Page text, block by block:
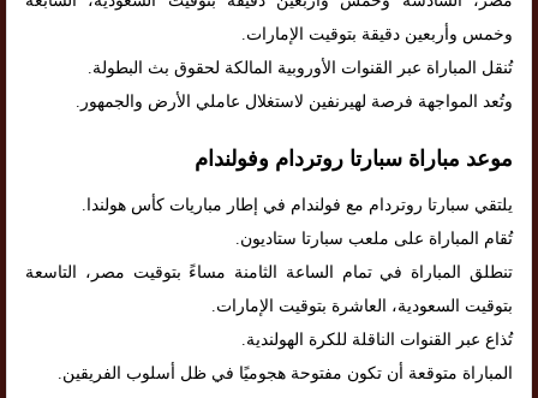
وخمس وأربعين دقيقة بتوقيت الإمارات.
تُنقل المباراة عبر القنوات الأوروبية المالكة لحقوق بث البطولة.
وتُعد المواجهة فرصة لهيرنفين لاستغلال عاملي الأرض والجمهور.
موعد مباراة سبارتا روتردام وفولندام
يلتقي سبارتا روتردام مع فولندام في إطار مباريات كأس هولندا.
تُقام المباراة على ملعب سبارتا ستاديون.
تنطلق المباراة في تمام الساعة الثامنة مساءً بتوقيت مصر، التاسعة
بتوقيت السعودية، العاشرة بتوقيت الإمارات.
تُذاع عبر القنوات الناقلة للكرة الهولندية.
المباراة متوقعة أن تكون مفتوحة هجوميًا في ظل أسلوب الفريقين.